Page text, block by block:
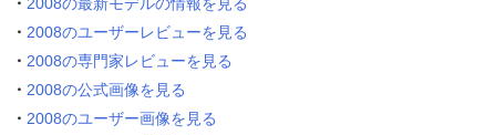
2008のユーザーレビューを見る
2008の専門家レビューを見る
2008の公式画像を見る
2008のユーザー画像を見る